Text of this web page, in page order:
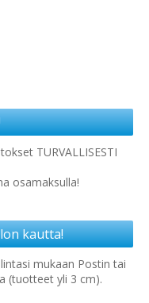
TURVALLISESTI
osamaksulla!
kautta!
mukaan Postin tai
(tuotteet yli 3 cm).